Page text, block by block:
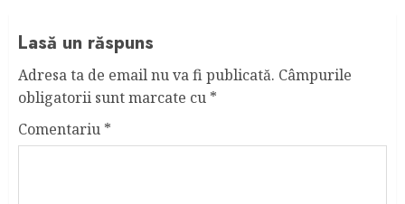
Lasă un răspuns
Adresa ta de email nu va fi publicată. Câmpurile
obligatorii sunt marcate cu *
Comentariu *